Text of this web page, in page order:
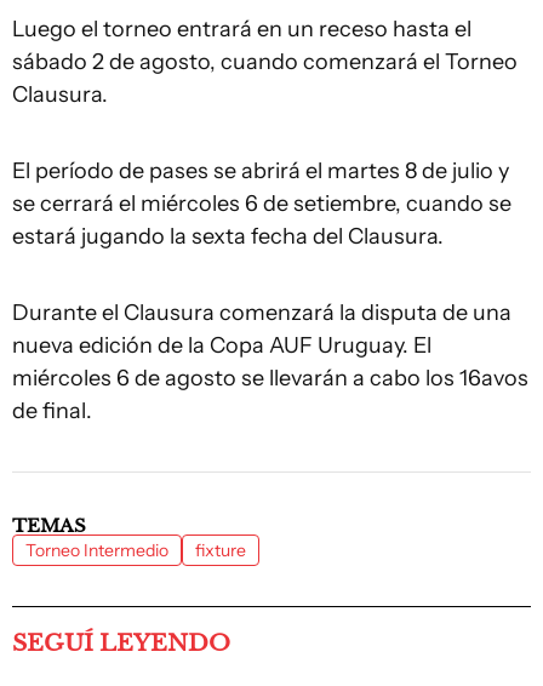
Luego el torneo entrará en un receso hasta el
sábado 2 de agosto, cuando comenzará el Torneo
Clausura.
El período de pases se abrirá el martes 8 de julio y
se cerrará el miércoles 6 de setiembre, cuando se
estará jugando la sexta fecha del Clausura.
Durante el Clausura comenzará la disputa de una
nueva edición de la Copa AUF Uruguay. El
miércoles 6 de agosto se llevarán a cabo los 16avos
de final.
TEMAS
Torneo Intermedio fixture
SEGUÍ LEYENDO